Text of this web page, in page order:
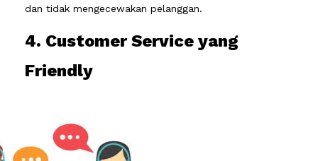
dan tidak mengecewakan pelanggan.
4. Customer Service yang
Friendly